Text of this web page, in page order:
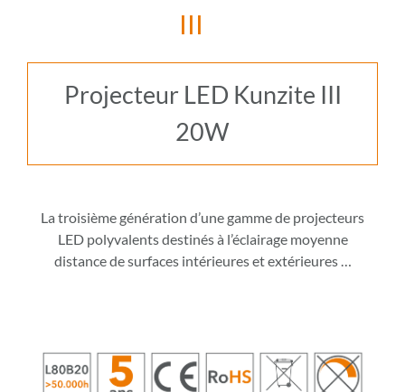
III
Projecteur LED Kunzite III
20W
La troisième génération d’une gamme de projecteurs
LED polyvalents destinés à l’éclairage moyenne
distance de surfaces intérieures et extérieures …